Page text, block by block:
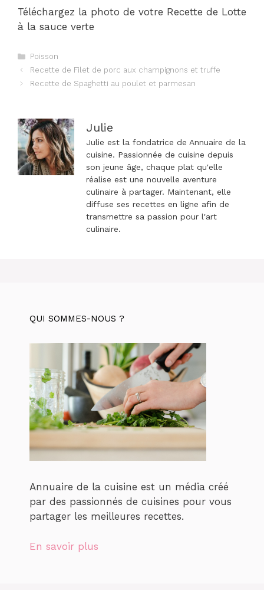
Téléchargez la photo de votre Recette de Lotte
à la sauce verte
Catégories
Poisson
Navigation
Recette de Filet de porc aux champignons et truffe
Recette de Spaghetti au poulet et parmesan
Julie
Julie est la fondatrice de Annuaire de la
cuisine. Passionnée de cuisine depuis
son jeune âge, chaque plat qu'elle
réalise est une nouvelle aventure
culinaire à partager. Maintenant, elle
diffuse ses recettes en ligne afin de
transmettre sa passion pour l'art
culinaire.
QUI SOMMES-NOUS ?
Annuaire de la cuisine est un média créé
par des passionnés de cuisines pour vous
partager les meilleures recettes.
En savoir plus